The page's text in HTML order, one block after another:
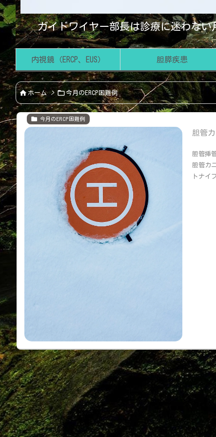
ガイドワイヤー部長は診療に迷わない
内視鏡（ERCP、EUS） 胆膵疾患
ホーム > 今月のERCP困難例
 今月のERCP困難例
胆管
胆管挿
胆管カ
トナイ